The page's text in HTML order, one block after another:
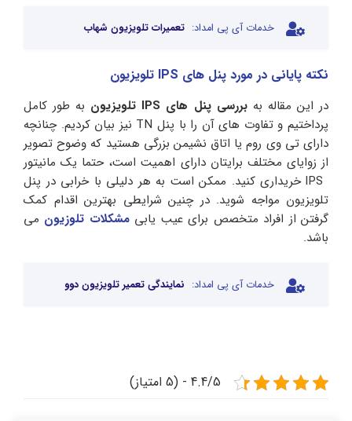
خدمات آی پی امداد: تعمیرات تلویزیون شهاب
نکته پایانی در مورد پنل های IPS تلویزیون
در این مقاله به بررسی پنل های IPS تلویزیون
به طور کامل
پرداختیم و تفاوت های آن را با پنل TN نیز بیان کردیم. چنانچه
دارای تی وی روم یا اتاق نشیمن بزرگی هستید که وضوح تصویر
از زوایای مختلف برایتان دارای اهمیت است، حتما یک مانیتور
IPS خریداری کنید. ممکن است به هر دلیلی با خرابی در پنل
تلویزیون مواجه شوید. در چنین شرایطی بهترین اقدام کمک
گرفتن از افراد متخصص برای عیب یابیمشکلات تلوزیون می
باشد.
خدمات آی پی امداد: نمایندگی تعمیر تلویزیون دوو
4.4/5 - (5 امتیاز)